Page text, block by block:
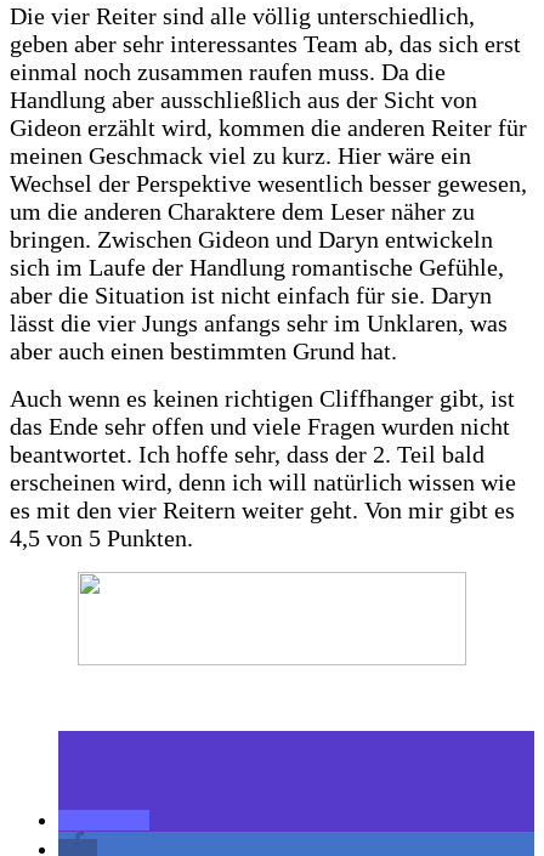
Die vier Reiter sind alle völlig unterschiedlich,
geben aber sehr interessantes Team ab, das sich erst
einmal noch zusammen raufen muss. Da die
Handlung aber ausschließlich aus der Sicht von
Gideon erzählt wird, kommen die anderen Reiter für
meinen Geschmack viel zu kurz. Hier wäre ein
Wechsel der Perspektive wesentlich besser gewesen,
um die anderen Charaktere dem Leser näher zu
bringen. Zwischen Gideon und Daryn entwickeln
sich im Laufe der Handlung romantische Gefühle,
aber die Situation ist nicht einfach für sie. Daryn
lässt die vier Jungs anfangs sehr im Unklaren, was
aber auch einen bestimmten Grund hat.
Auch wenn es keinen richtigen Cliffhanger gibt, ist
das Ende sehr offen und viele Fragen wurden nicht
beantwortet. Ich hoffe sehr, dass der 2. Teil bald
erscheinen wird, denn ich will natürlich wissen wie
es mit den vier Reitern weiter geht. Von mir gibt es
4,5 von 5 Punkten.